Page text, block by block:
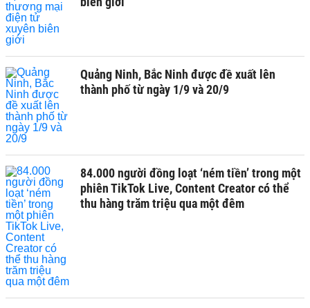
Quảng Ninh, Bắc Ninh được đề xuất lên
thành phố từ ngày 1/9 và 20/9
84.000 người đồng loạt ‘ném tiền’ trong một
phiên TikTok Live, Content Creator có thể
thu hàng trăm triệu qua một đêm